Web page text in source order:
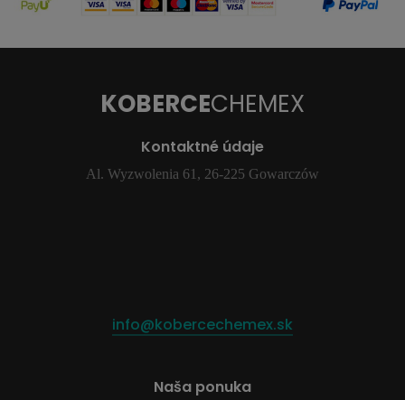
KOBERCECHEMEX
Kontaktné údaje
Al. Wyzwolenia 61, 26-225 Gowarczów
info@kobercechemex.sk
Naša ponuka